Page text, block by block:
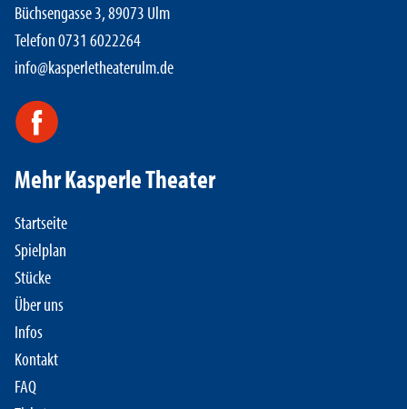
Büchsengasse 3, 89073 Ulm
Telefon 0731 6022264
info@kasperletheaterulm.de
Mehr Kasperle Theater
Startseite
Spielplan
Stücke
Über uns
Infos
Kontakt
FAQ